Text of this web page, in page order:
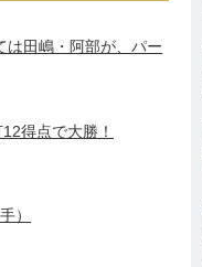
は田嶋・阿部が、パー
得点で大勝！
）